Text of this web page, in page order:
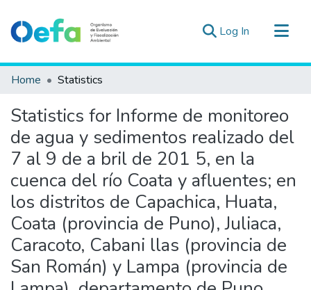
Log In (current)
Communities & Collections
Estad. Externas
Guias ▾
Home Statistics
Statistics for Informe de monitoreo
de agua y sedimentos realizado del
7 al 9 de a bril de 201 5, en la
cuenca del río Coata y afluentes; en
los distritos de Capachica, Huata,
Coata (provincia de Puno), Juliaca,
Caracoto, Cabani llas (provincia de
San Román) y Lampa (provincia de